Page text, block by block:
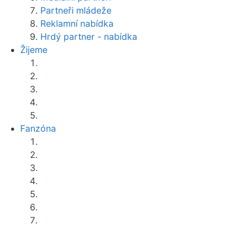
Partneři mládeže
Reklamní nabídka
Hrdý partner - nabídka
Žijeme
Fanzóna